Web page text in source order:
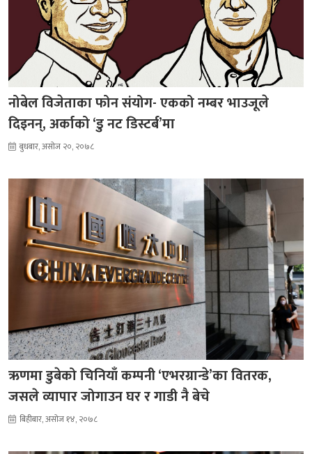
नोबेल विजेताका फोन संयोग- एकको नम्बर भाउजूले
दिइनन्, अर्काको ‘डु नट डिस्टर्ब’मा
बुधबार, असोज २०, २०७८
ऋणमा डुबेको चिनियाँ कम्पनी ‘एभरग्रान्डे’का वितरक,
जसले व्यापार जोगाउन घर र गाडी नै बेचे
बिहीबार, असोज १४, २०७८